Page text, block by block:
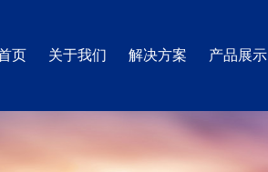
页 关于我们 解决方案 产品展示